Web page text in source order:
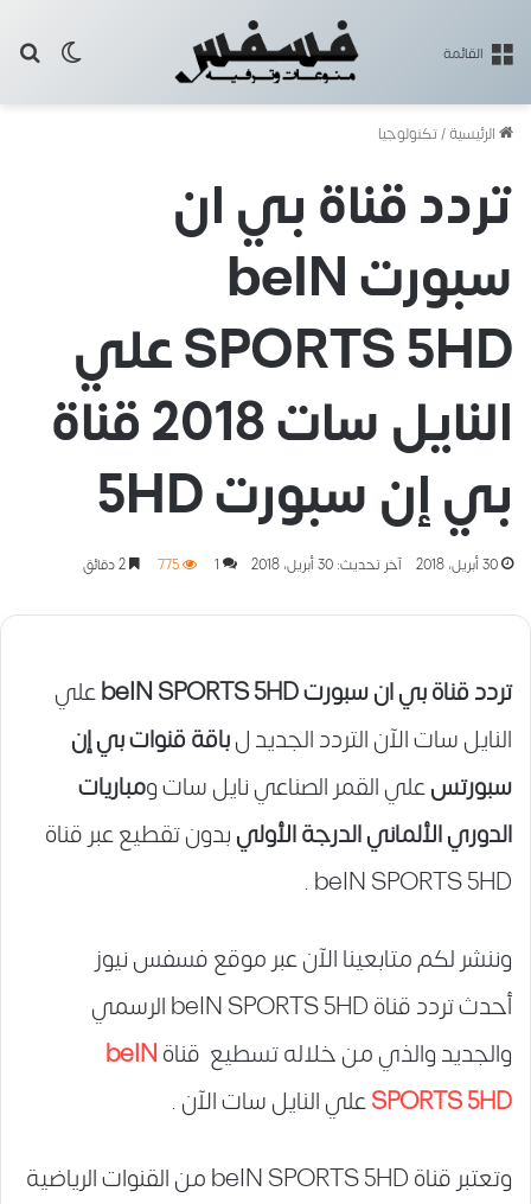
القائمة
الرئيسية/تكنولوجيا
تردد قناة بي ان
سبورت beIN
SPORTS 5HD علي
النايل سات 2018 قناة
بي إن سبورت 5HD
30 أبريل، 2018 آخر تحديث: 30 أبريل، 2018 1
775
تردد قناة بي ان سبورت beIN SPORTS 5HD
علي
النايل سات الآن التردد الجديد لباقة قنوات بي إن
سبورتسعلي القمر الصناعي نايل سات ومباريات
الدوري الألماني الدرجة الأوليبدون تقطيع عبر قناة
beIN SPORTS 5HD .
وننشر لكم متابعينا الآن عبر موقع فسفس نيوز
أحدث تردد قناة beIN SPORTS 5HD الرسمي
والجديد والذي من خلاله تسطيع قناةbeIN
SPORTS 5HDعلي النايل سات الآن .
وتعتبر قناة beIN SPORTS 5HD من القنوات الرياضية